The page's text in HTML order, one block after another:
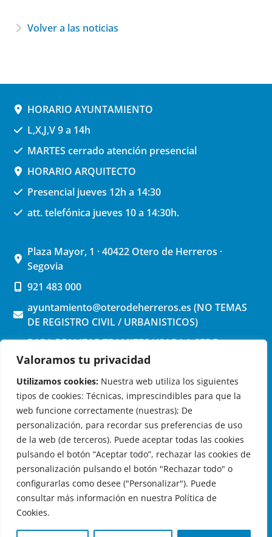
Valoramos tu privacidad
Utilizamos cookies: Nuestra web utiliza los siguientes
tipos de cookies: Técnicas, imprescindibles para que la
web funcione correctamente (nuestras); De
personalización, para recordar sus preferencias de uso
de la web (de terceros). Puede aceptar todas las cookies
pulsando el botón “Aceptar todo”, rechazar las cookies de
personalización pulsando el botón "Rechazar todo" o
configurarlas como desee ("Personalizar"). Puede
consultar más información en nuestra Política de
Cookies.
Volver a las noticias
HORARIO AYUNTAMIENTO
L,X,J,V 9 a 14h
MARTES cerrado atención presencial
HORARIO ARQUITECTO
Presencial jueves 12h a 14:30
att. telefónica jueves 10 a 14:30h.
Plaza Mayor, 1 · 40422 Otero de Herreros ·
Segovia
921 483 000
ayuntamiento@oterodeherreros.es (NO TEMAS
DE REGISTRO CIVIL / URBANISTICOS)
PARA REALIZAR TRAMITES USAR LA SEDE
ELECTRONICA (pinchar aquí)
OTERO DE HERREROS EN LAS REDES
© 2026 Ayuntamiento de Otero de Herreros
Aviso Legal|Política de Privacidad|Política de Cookies|